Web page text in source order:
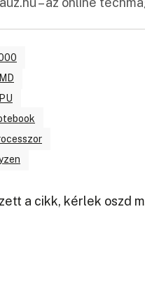
a cikk, kérlek oszd